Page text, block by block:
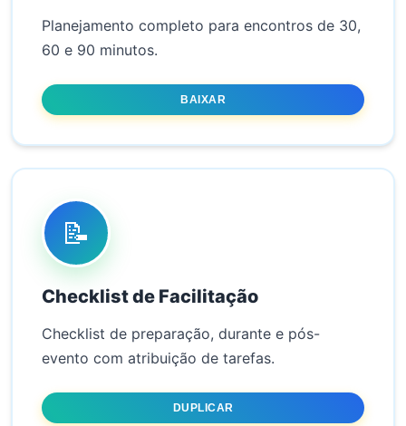
Planejamento completo para encontros de 30,
60 e 90 minutos.
BAIXAR
📝
Checklist de Facilitação
Checklist de preparação, durante e pós-
evento com atribuição de tarefas.
DUPLICAR